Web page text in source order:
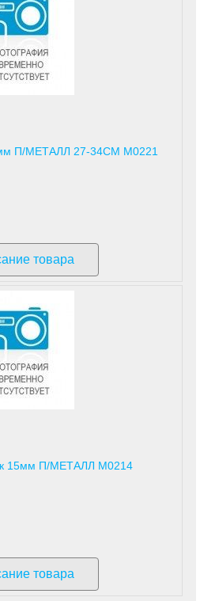
П/МЕТАЛЛ 27-34СМ М0221
товара
15мм П/МЕТАЛЛ М0214
товара